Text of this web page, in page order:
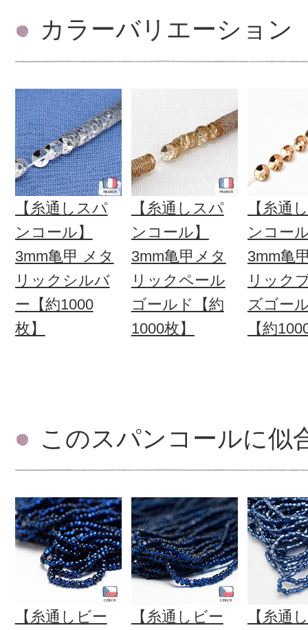
カラーバリエーション
【糸通しスパ
ンコール】
3mm亀甲 メタ
リックシルバ
ー【約1000
枚】
【糸通しスパ
ンコール】
3mm亀甲メタ
リックペール
ゴールド【約
1000枚】
【糸通
ンコー
3mm亀
リック
ズゴー
【約
このスパンコールに似
【糸通しビー
【糸通しビー
【糸通